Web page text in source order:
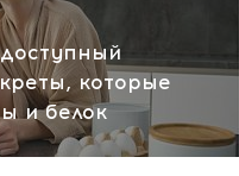
которые
и белок